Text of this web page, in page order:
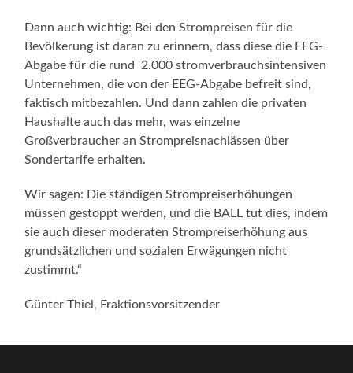
Dann auch wichtig: Bei den Strompreisen für die
Bevölkerung ist daran zu erinnern, dass diese die EEG-
Abgabe für die rund 2.000 stromverbrauchsintensiven
Unternehmen, die von der EEG-Abgabe befreit sind,
faktisch mitbezahlen. Und dann zahlen die privaten
Haushalte auch das mehr, was einzelne
Großverbraucher an Strompreisnachlässen über
Sondertarife erhalten.
Wir sagen: Die ständigen Strompreiserhöhungen
müssen gestoppt werden, und die BALL tut dies, indem
sie auch dieser moderaten Strompreiserhöhung aus
grundsätzlichen und sozialen Erwägungen nicht
zustimmt.“
Günter Thiel, Fraktionsvorsitzender